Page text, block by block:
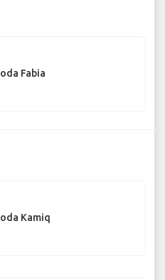
Fabia
Kamiq